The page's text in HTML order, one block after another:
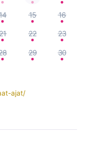
15 16
22 23
29 30
ajat/